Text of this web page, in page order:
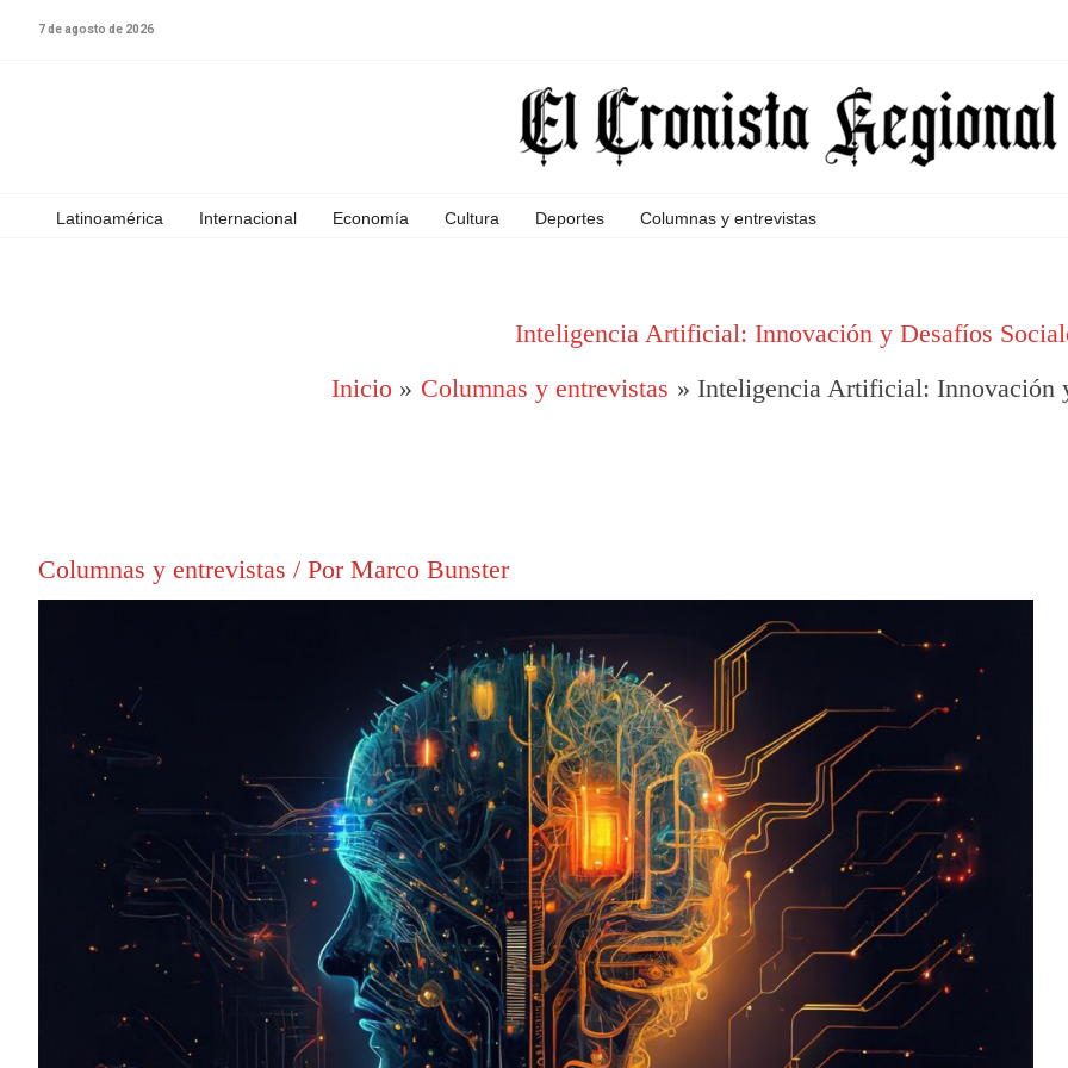
7 de agosto de 2026
Latinoamérica Internacional Economía Cultura Deportes Columnas y entrevistas
Inteligencia Artificial: Innovación y Desafíos
Inicio
Columnas y entrevistas Inteligencia Artificial: Innovación
Columnas y entrevistas / Por Marco Bunster